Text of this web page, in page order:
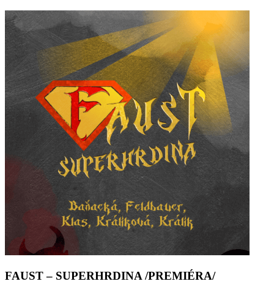
FAUST – SUPERHRDINA /PREMIÉRA/